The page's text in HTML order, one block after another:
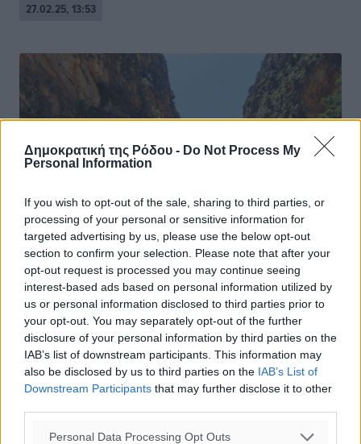
Δημοκρατική της Ρόδου - Do Not Process My
Personal Information
If you wish to opt-out of the sale, sharing to third parties, or
processing of your personal or sensitive information for
targeted advertising by us, please use the below opt-out
section to confirm your selection. Please note that after your
opt-out request is processed you may continue seeing
interest-based ads based on personal information utilized by
us or personal information disclosed to third parties prior to
your opt-out. You may separately opt-out of the further
disclosure of your personal information by third parties on the
IAB’s list of downstream participants. This information may
also be disclosed by us to third parties on the IAB’s List of
Downstream Participants that may further disclose it to other
Personal Data Processing Opt Outs
27.02.25, 13:53
Τουρισμός και στα βουνά 365 ημέρες
το χρόνο
Με τις πληρότητες να κυμαίνονται από 90-100%
υποδέχονται το τριήμερο της Καθαράς Δευτέρας τα
ξενοδοχεία και τα καταλύματα βραχυχρόνιας μίσθωσης
στους ορεινούς προορισμούς. Το ...